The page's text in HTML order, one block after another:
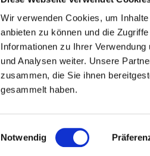
Wir verwenden Cookies, um
anbieten zu können und die
Informationen zu Ihrer
und Analysen weiter. Unsere
zusammen, die Sie ihnen
gesammelt haben.
Einwilligungsauswahl
Notwendig